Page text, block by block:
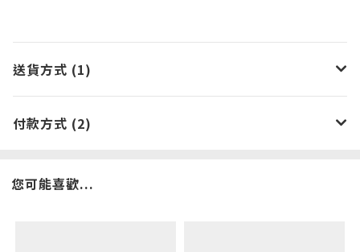
送貨方式 (1)
付款方式 (2)
您可能喜歡...